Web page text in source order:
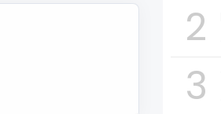
2
3